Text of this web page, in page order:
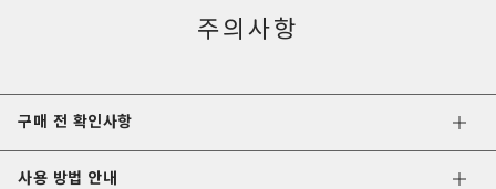
주의사항
구매 전 확인사항
사용 방법 안내